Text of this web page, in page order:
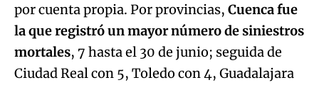
por cuenta propia. Por provincias, Cuenca fue
la que registró un mayor número de siniestros
mortales, 7 hasta el 30 de junio; seguida de
Ciudad Real con 5, Toledo con 4, Guadalajara